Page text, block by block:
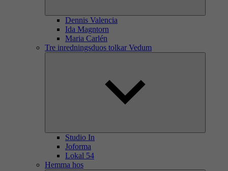
Dennis Valencia
Ida Magntorn
Maria Carlén
Tre inredningsduos tolkar Vedum
Studio In
Joforma
Lokal 54
Hemma hos